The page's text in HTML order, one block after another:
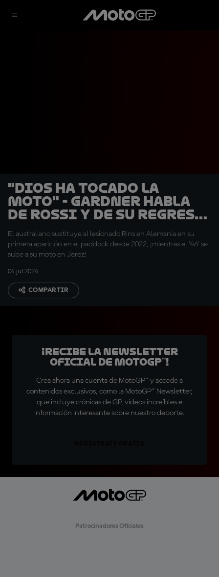
"Dios ha tocado la
moto" - Gardner habla
de Rossi y de su regreso
a MotoGP™
El australiano sustituye al lesionado Rins en Alemania en su
primera aparición en el paddock desde 2022, ¡mientras el '46' se
sube a su moto en Jerez!
04 jul 2024
COMPARTIR
¡Recibe la Newsletter
oficial de MotoGP™!
Crea ahora una cuenta de MotoGP™ y accede a
contenidos exclusivos, como la MotoGP™ Newsletter,
que incluye crónicas de GP, vídeos increíbles e
información interesante sobre nuestro deporte.
Patrocinadores Oficiales